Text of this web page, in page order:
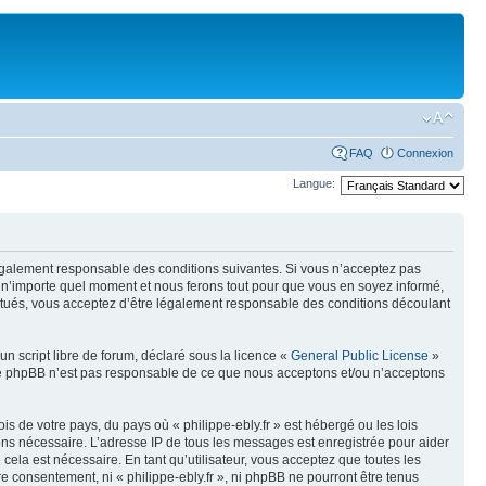
FAQ Connexion
Langue:
responsable des conditions suivantes. Si vous n’acceptez pas
quel moment et nous ferons tout pour que vous en soyez informé,
vous acceptez d’être légalement responsable des conditions découlant
script libre de forum, déclaré sous la licence « General Public License »
n’est pas responsable de ce que nous acceptons et/ou n’acceptons
de votre pays, du pays où « philippe-ebly.fr » est hébergé ou les lois
nécessaire. L’adresse IP de tous les messages est enregistrée pour aider
est nécessaire. En tant qu’utilisateur, vous acceptez que toutes les
ni « philippe-ebly.fr », ni phpBB ne pourront être tenus